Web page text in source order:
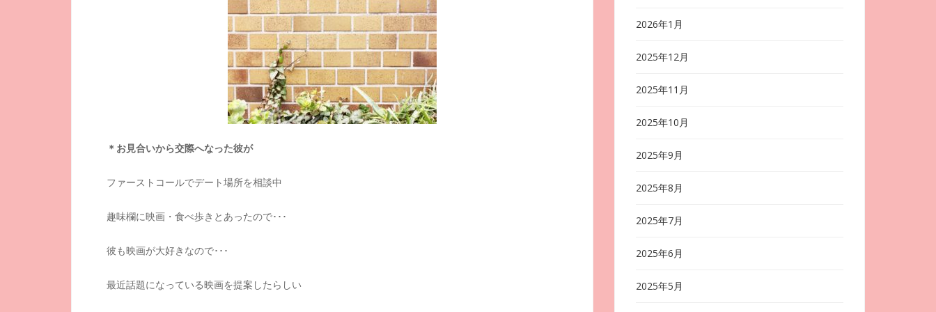
＊お見合いから交際へなった彼が
ファーストコールでデート場所を相談中
趣味欄に映画・食べ歩きとあったので･･･
彼も映画が大好きなので･･･
最近話題になっている映画を提案したらしい
2026年1月
2025年12月
2025年11月
2025年10月
2025年9月
2025年8月
2025年7月
2025年6月
2025年5月